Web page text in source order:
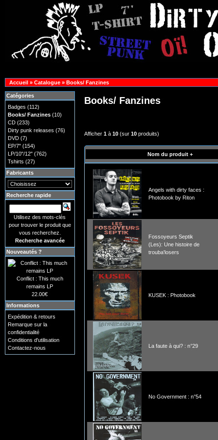
Accueil» Catalogue» Books/ Fanzines
Books/ Fanzines
Afficher1 à10 (sur10 produits)
Nom du produit +
Angels with dirty faces :
Photobook by Riton
Fossoyeurs Septik
(Les): Une histoire de
trouba'losers
KUSEK : Photobook
La faute à qui? : n°29
No Government : n°54
Catégories
Badges (112)
Books/ Fanzines(10)
CD(233)
Dirty punk releases (76)
DVD(7)
EP/7"(154)
LP/10"/12"(762)
Tshirts (27)
Fabricants
Recherche rapide
Utilisez des mots-clés
pour trouver le produit que
vous recherchez.
Recherche avancée
Nouveautés ?
Conflict : This much
remains LP
22.00€
Informations
Expédition & retours
Remarque sur la
confidentialité
Conditions d'utilisation
Contactez-nous